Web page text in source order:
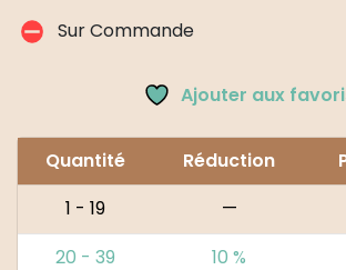
Sur Commande
Ajouter aux
Quantité Réduction
1 - 19
—
20 - 39 10 %